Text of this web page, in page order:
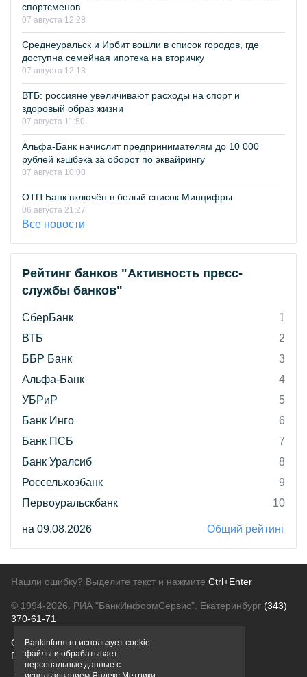
спортсменов
07 августа 12:28
Среднеуральск и Ирбит вошли в список городов, где
доступна семейная ипотека на вторичку
07 августа 12:13
ВТБ: россияне увеличивают расходы на спорт и
здоровый образ жизни
07 августа 11:50
Альфа-Банк начислит предпринимателям до 10 000
рублей кэшбэка за оборот по эквайрингу
07 августа 10:00
ОТП Банк включён в белый список Минцифры
06 августа 21:27
Все новости
Рейтинг банков "Активность пресс-
службы банков"
СберБанк
1
ВТБ
2
ББР Банк
3
Альфа-Банк
4
УБРиР
5
Банк Инго
6
Банк ПСБ
7
Банк Уралсиб
8
Россельхозбанк
9
Первоуральскбанк
10
на 09.08.2026 Общий рейтинг
Нашли ошибку? Выделите текст и нажмите Ctrl+Enter
© 1994-2026. РИА "БанкИнформСервис". Екатеринбург (343)
370-61-71
О проектеПолитика конфиденциальности
Правовая информацияДля рекламодателей
Bankinform.ru использует cookie-
файлы и обрабатывает
персональные данные с